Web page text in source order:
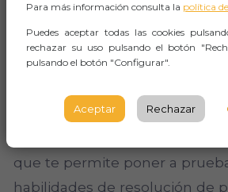
única para los amantes de la
misterios y la diversión en
el mundo mágico de Harry
lleno de hechizos, enigmas y
que te permite poner a
habilidades de resolución de
Para más información consulta la política
Puedes aceptar todas las cookies
rechazar su uso pulsando el botón
pulsando el botón "Configurar".
Aceptar Rechazar